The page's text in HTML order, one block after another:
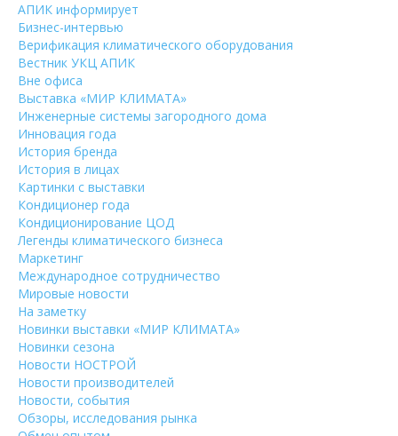
АПИК информирует
Бизнес-интервью
Верификация климатического оборудования
Вестник УКЦ АПИК
Вне офиса
Выставка «МИР КЛИМАТА»
Инженерные системы загородного дома
Инновация года
История бренда
История в лицах
Картинки с выставки
Кондиционер года
Кондиционирование ЦОД
Легенды климатического бизнеса
Маркетинг
Международное сотрудничество
Мировые новости
На заметку
Новинки выставки «МИР КЛИМАТА»
Новинки сезона
Новости НОСТРОЙ
Новости производителей
Новости, события
Обзоры, исследования рынка